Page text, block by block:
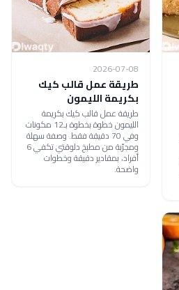
2026-07-08
طريقة عمل قالب كيك
بكريمة الليمون
طريقة عمل قالب كيك بكريمة
الليمون خطوة بخطوة بـ12 مكونات
وفي 70 دقيقة فقط. وصفة سهلة
ومجرّبة من مطبخ دلوقتي تكفي 6
أفراد، بمقادير دقيقة وخطوات
واضحة.